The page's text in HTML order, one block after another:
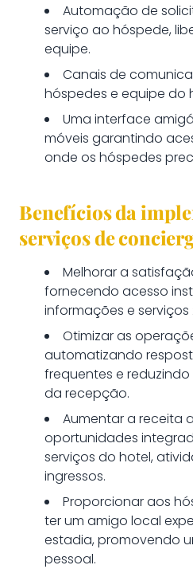
Automação de
serviço ao hóspede,
equipe.
Canais de
hóspedes e equipe do
Uma interface
móveis garantindo
onde os hóspedes
Benefícios da
serviços de
Melhorar a
fornecendo acesso
informações e serviços
Otimizar as
automatizando
frequentes e
da recepção.
Aumentar a receita
oportunidades
serviços do hotel,
ingressos.
Proporcionar aos
ter um amigo local
estadia, promovendo
pessoal.